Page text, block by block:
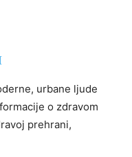
urbane ljude
o zdravom
prehrani,